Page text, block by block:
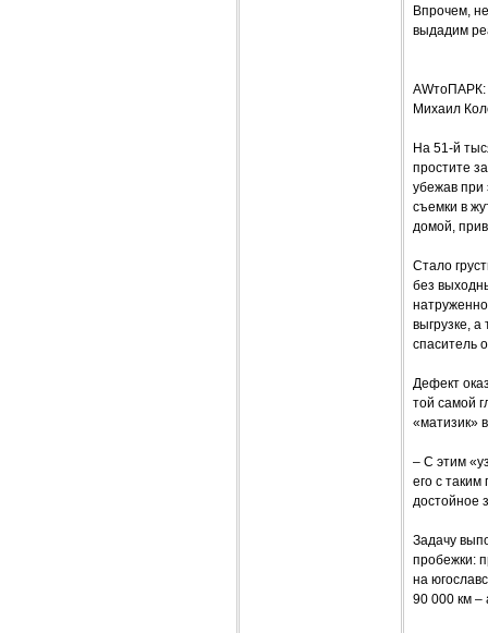
Впрочем,
выдадим
AWтоПАРК:
Михаил
На 51-й
простите
убежав при
съемки в
домой,
Стало
без
натруженно
выгрузке,
спаситель
Дефект
той самой
«матизик»
– С этим
его с
достойное
Задачу
пробежки:
на
90 000 км